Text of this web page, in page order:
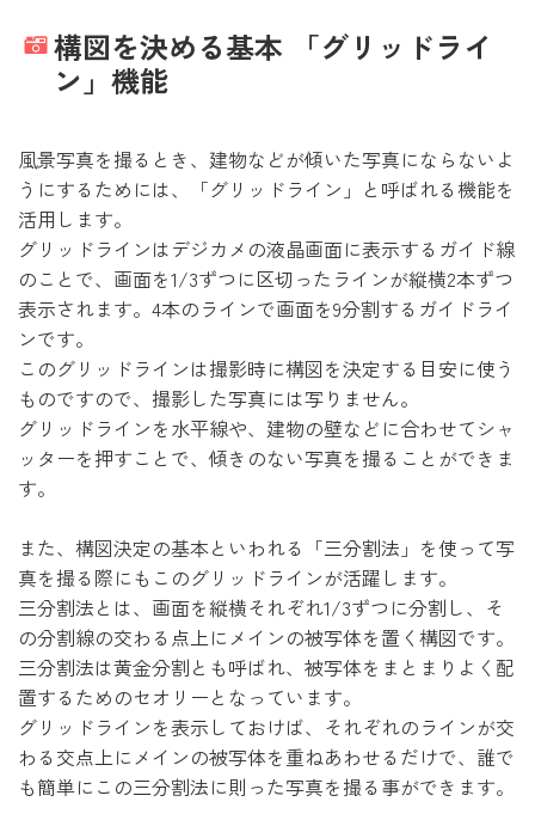
構図を決める基本 「グリッドライ
ン」機能
風景写真を撮るとき、建物などが傾いた写真にならないよ
うにするためには、「グリッドライン」と呼ばれる機能を
活用します。
グリッドラインはデジカメの液晶画面に表示するガイド線
のことで、画面を1/3ずつに区切ったラインが縦横2本ずつ
表示されます。4本のラインで画面を9分割するガイドライ
ンです。
このグリッドラインは撮影時に構図を決定する目安に使う
ものですので、撮影した写真には写りません。
グリッドラインを水平線や、建物の壁などに合わせてシャ
ッターを押すことで、傾きのない写真を撮ることができま
す。
また、構図決定の基本といわれる「三分割法」を使って写
真を撮る際にもこのグリッドラインが活躍します。
三分割法とは、画面を縦横それぞれ1/3ずつに分割し、そ
の分割線の交わる点上にメインの被写体を置く構図です。
三分割法は黄金分割とも呼ばれ、被写体をまとまりよく配
置するためのセオリーとなっています。
グリッドラインを表示しておけば、それぞれのラインが交
わる交点上にメインの被写体を重ねあわせるだけで、誰で
も簡単にこの三分割法に則った写真を撮る事ができます。